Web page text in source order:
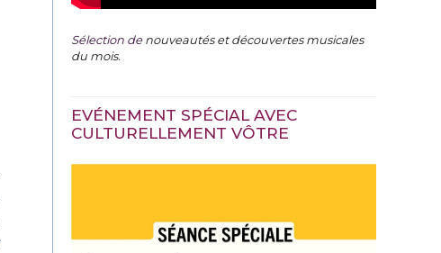
Sélection denouveautés et découvertes musicales
du mois.
EVÉNEMENT SPÉCIAL AVEC
CULTURELLEMENT VÔTRE